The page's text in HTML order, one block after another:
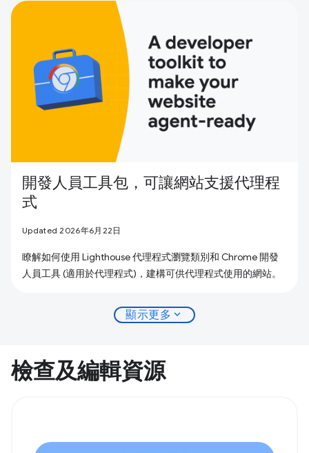
開發人員工具包，可讓網站支援代理程
式
Updated 2026年6月22日
瞭解如何使用 Lighthouse 代理程式瀏覽類別和 Chrome 開發
人員工具 (適用於代理程式)，建構可供代理程式使用的網站。
顯示更多 expand_more
檢查及編輯資源